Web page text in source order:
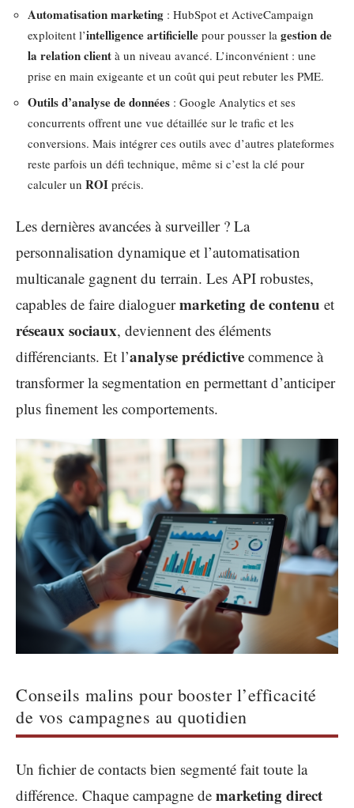
Automatisation marketing : HubSpot et ActiveCampaign
exploitent l’intelligence artificielle pour pousser la gestion de
la relation client à un niveau avancé. L’inconvénient : une
prise en main exigeante et un coût qui peut rebuter les PME.
Outils d’analyse de données : Google Analytics et ses
concurrents offrent une vue détaillée sur le trafic et les
conversions. Mais intégrer ces outils avec d’autres plateformes
reste parfois un défi technique, même si c’est la clé pour
calculer un ROI précis.
Les dernières avancées à surveiller ? La
personnalisation dynamique et l’automatisation
multicanale gagnent du terrain. Les API robustes,
capables de faire dialoguermarketing de contenu et
réseaux sociaux, deviennent des éléments
différenciants. Et l’analyse prédictive commence à
transformer la segmentation en permettant d’anticiper
plus finement les comportements.
Conseils malins pour booster l’efficacité
de vos campagnes au quotidien
Un fichier de contacts bien segmenté fait toute la
différence. Chaque campagne de marketing direct